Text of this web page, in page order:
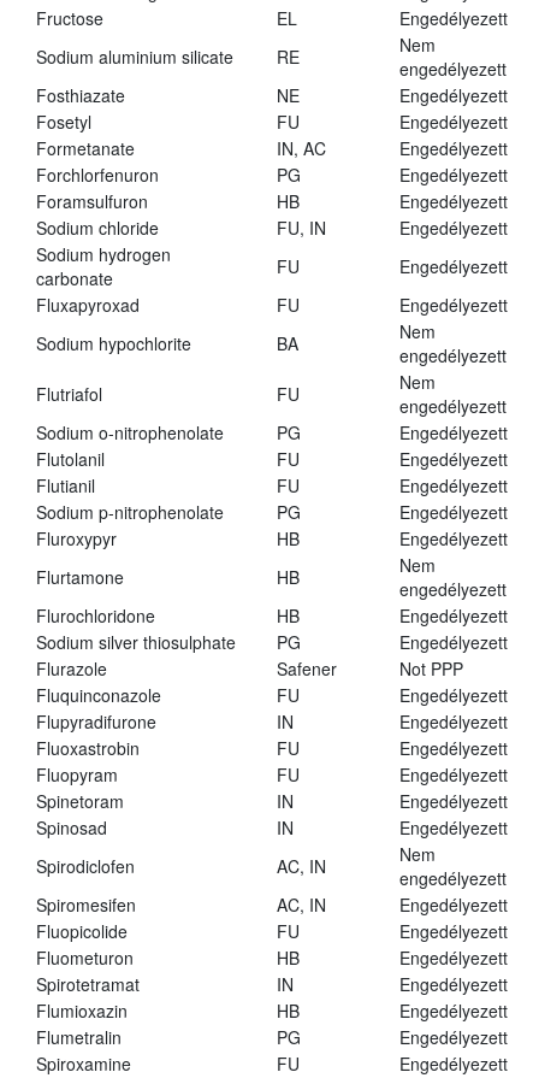
Fructose
EL
Engedélyezett
Sodium aluminium silicate
RE
Nem
engedélyezett
Fosthiazate
NE
Engedélyezett
Fosetyl
FU
Engedélyezett
Formetanate
IN, AC
Engedélyezett
Forchlorfenuron
PG
Engedélyezett
Foramsulfuron
HB
Engedélyezett
Sodium chloride
FU, IN
Engedélyezett
Sodium hydrogen
carbonate
FU
Engedélyezett
Fluxapyroxad
FU
Engedélyezett
Sodium hypochlorite
BA
Nem
engedélyezett
Flutriafol
FU
Nem
engedélyezett
Sodium o-nitrophenolate
PG
Engedélyezett
Flutolanil
FU
Engedélyezett
Flutianil
FU
Engedélyezett
Sodium p-nitrophenolate
PG
Engedélyezett
Fluroxypyr
HB
Engedélyezett
Flurtamone
HB
Nem
engedélyezett
Flurochloridone
HB
Engedélyezett
Sodium silver thiosulphate
PG
Engedélyezett
Flurazole
Safener
Not PPP
Fluquinconazole
FU
Engedélyezett
Flupyradifurone
IN
Engedélyezett
Fluoxastrobin
FU
Engedélyezett
Fluopyram
FU
Engedélyezett
Spinetoram
IN
Engedélyezett
Spinosad
IN
Engedélyezett
Spirodiclofen
AC, IN
Nem
engedélyezett
Spiromesifen
AC, IN
Engedélyezett
Fluopicolide
FU
Engedélyezett
Fluometuron
HB
Engedélyezett
Spirotetramat
IN
Engedélyezett
Flumioxazin
HB
Engedélyezett
Flumetralin
PG
Engedélyezett
Spiroxamine
FU
Engedélyezett